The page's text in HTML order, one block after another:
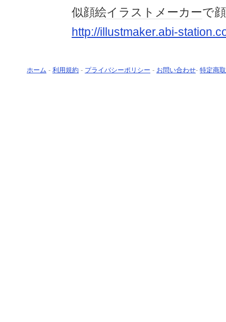
似顔絵イラストメーカーで
http://illustmaker.abi-
ホーム - 利用規約 - プライバシーポリシー - お問い合わせ- 特定商